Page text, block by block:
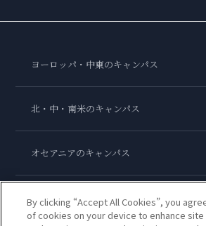
ヨーロッパ・中東のキャンパス
北・中・南米のキャンパス
オセアニアのキャンパス
アジアのキャンパス
By clicking “Accept All Cookies”, you
of cookies on your device to enhance site